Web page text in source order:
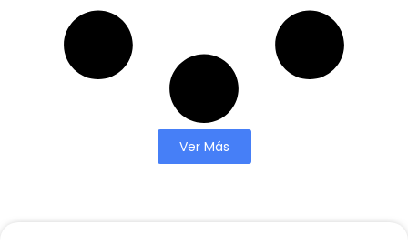
Ver Más